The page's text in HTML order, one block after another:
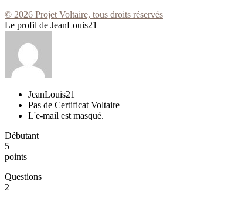
© 2026 Projet Voltaire, tous droits réservés
Le profil de JeanLouis21
JeanLouis21
Pas de Certificat Voltaire
L'e-mail est masqué.
Débutant
5
points
Questions
2